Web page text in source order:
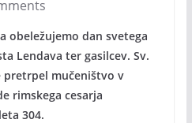
obeležujemo dan svetega
Lendava ter gasilcev. Sv.
pretrpel mučeništvo v
rimskega cesarja
304.